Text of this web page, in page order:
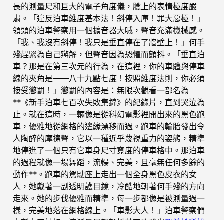
長的測量尺和巨大的電子角度儀，臉上的表情極度嚴
肅。「違反泊車維度基本法！斜停入庫！罪大惡極！」
領頭的泊車警察用一個擴音器大喊，聲音充滿機械感。
「我、我沒有斜停！我只是垂直停在了牆壁上！」何手
殘趕緊為自己辯解，但聲音因為恐懼而顫抖。「垂直泊
車？那是在第三次元的行為，在這裡，你的車體與停車
線的夾角是——八十九點七度！按照維度法則，你必須
接受懲罰！」懲罰的內容是：無限次觀看一部名為
**《新手泊車七百次失敗集錦》的紀錄片，直到哭泣為
止。就在這時，一輛像是從科幻電影裡開出來的黑色跑
車，優雅地從網格的邊緣漂移而過。跑車的輪胎發出令
人陶醉的摩擦聲，它以一種近乎蔑視重力的姿態，精準
地停進了一個只有它車身尺寸寬度的停車格中。那泊車
的過程就像一場舞蹈，流暢、完美，且毫無任何多餘的
動作**。跑車的駕駛座上走出一個全身黑色皮衣的女
人，她戴著一副透明護目鏡，冷酷地朝著何手殘的方向
走來。她的步伐優雅而精準，每一步都像是被測量過一
樣，完美地落在網格線上。「車影大人！」泊車警察們